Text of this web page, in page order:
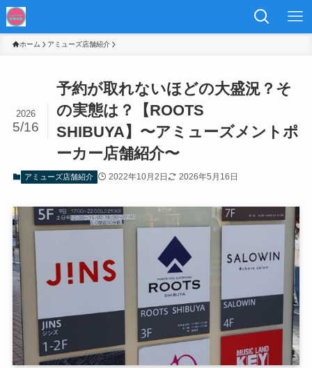
ホーム アミューズ店舗紹介
予約が取れないほどの大盛況？そ
の実態は？【ROOTS
SHIBUYA】〜アミューズメントポ
ーカー店舗紹介〜
2026
5/16
アミューズ店舗紹介 2022年10月2日 2026年5月16日